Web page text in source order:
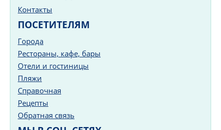
Контакты
ПОСЕТИТЕЛЯМ
Города
Рестораны, кафе, бары
Отели и гостиницы
Пляжи
Справочная
Рецепты
Обратная связь